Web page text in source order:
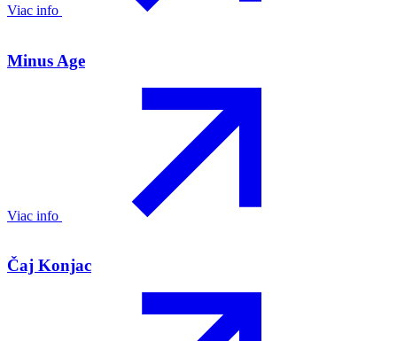
Viac info
Minus Age
Viac info
Čaj Konjac